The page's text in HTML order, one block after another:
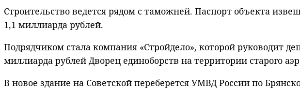
Строительство ведется рядом с таможней. Паспорт объекта
1,1 миллиарда рублей.
Подрядчиком стала компания «Стройдело», которой руководит
миллиарда рублей Дворец единоборств на территории старого
В новое здание на Советской переберется УМВД России по